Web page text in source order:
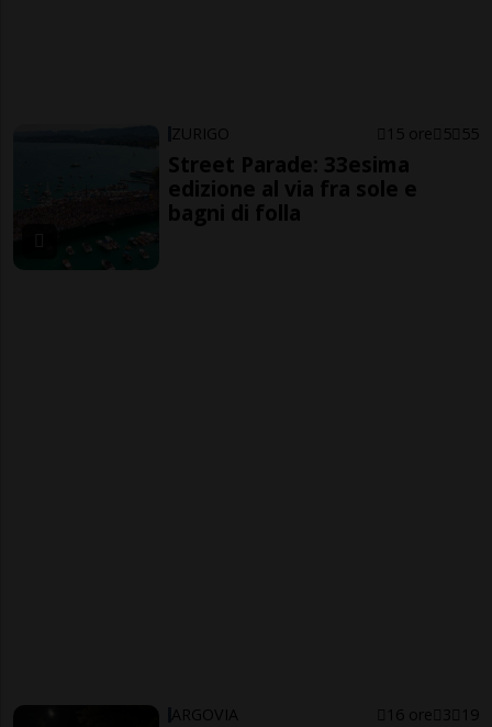
ZURIGO 15 ore 5 55
Street Parade: 33esima
edizione al via fra sole e
bagni di folla
ARGOVIA 16 ore 3 19